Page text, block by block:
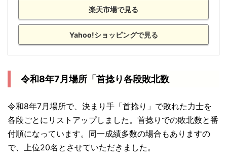
楽天市場で見る
Yahoo!ショッピングで見る
令和8年7月場所「首捻り各段敗北数
令和8年7月場所で、決まり手「首捻り」で敗れた力士を
各段ごとにリストアップしました。首捻りでの敗北数と番
付順になっています。同一成績多数の場合もありますの
で、上位20名とさせていただきました。